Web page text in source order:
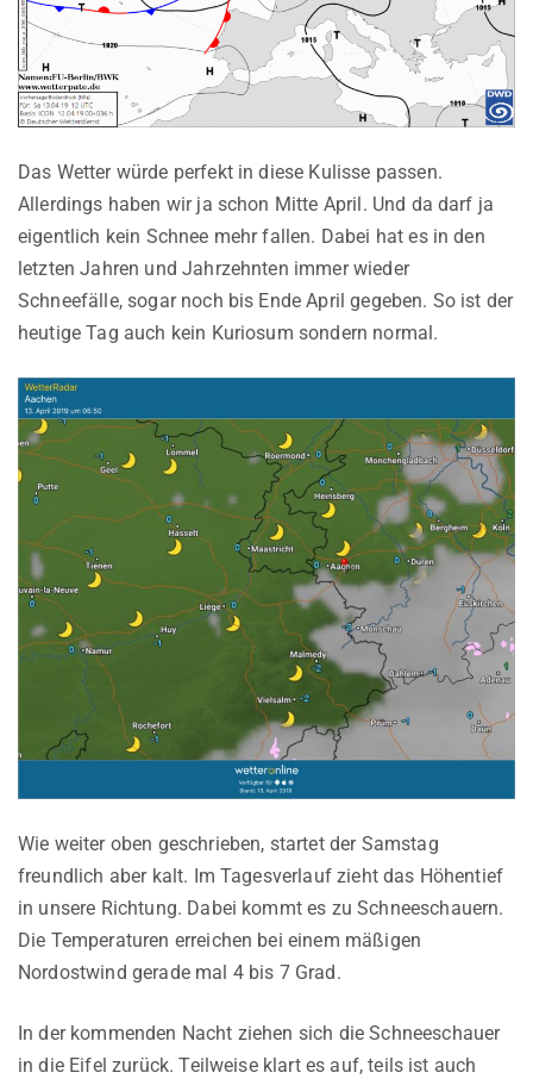
Das Wetter würde perfekt in diese Kulisse passen.
Allerdings haben wir ja schon Mitte April. Und da darf ja
eigentlich kein Schnee mehr fallen. Dabei hat es in den
letzten Jahren und Jahrzehnten immer wieder
Schneefälle, sogar noch bis Ende April gegeben. So ist der
heutige Tag auch kein Kuriosum sondern normal.
Wie weiter oben geschrieben, startet der Samstag
freundlich aber kalt. Im Tagesverlauf zieht das Höhentief
in unsere Richtung. Dabei kommt es zu Schneeschauern.
Die Temperaturen erreichen bei einem mäßigen
Nordostwind gerade mal 4 bis 7 Grad.
In der kommenden Nacht ziehen sich die Schneeschauer
in die Eifel zurück. Teilweise klart es auf, teils ist auch